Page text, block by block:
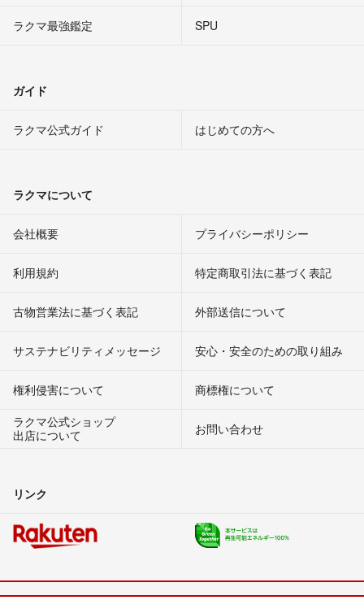
ラクマ最強鑑定
SPU
ガイド
ラクマ公式ガイド はじめての方へ
ラクマについて
会社概要 プライバシーポリシー
利用規約 特定商取引法に基づく表記
古物営業法に基づく表記 外部送信について
サステナビリティメッセージ 安心・安全のための取り組み
権利侵害について
商標権について
ラクマ公式ショップ
出店について
お問い合わせ
リンク